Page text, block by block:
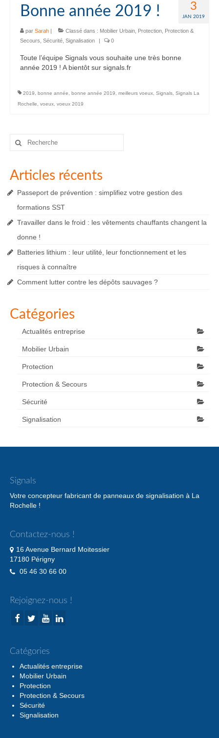
3
JAN 2019
Bonne année 2019 !
par Sarah | Classé dans : Mobilier Urbain Protection Protection &
Secours Sécurité Signalisation | 0
Toute l’équipe Signals vous souhaite une très bonne
année 2019 ! A bientôt sur signals.fr
2019 bonne année bonne année 2019 meilleurs voeux Signals Signals La
Rochelle
voeux voeux 2019
Rechercher
Articles récents
Passeport de prévention : simplifiez votre gestion des
formations SST
Travailler dans le froid : les vêtements chauffants changent la
donne !
Batteries lithium : leur utilité, leur fonctionnement et les
risques à connaître
Comment lutter contre les dépôts sauvages ?
Catégories
Actualités entreprise
Mobilier Urbain
Protection
Protection & Secours
Sécurité
Signalisation
Signals
Votre concepteur fabricant de panneaux de signalisation à La
Rochelle !
Contactez-nous !
16 Avenue Bernard Moitessier
17180 Périgny
05 46 30 66 00
Rejoignez-nous !
Catégories
Actualités entreprise
Mobilier Urbain
Protection
Protection & Secours
Sécurité
Signalisation